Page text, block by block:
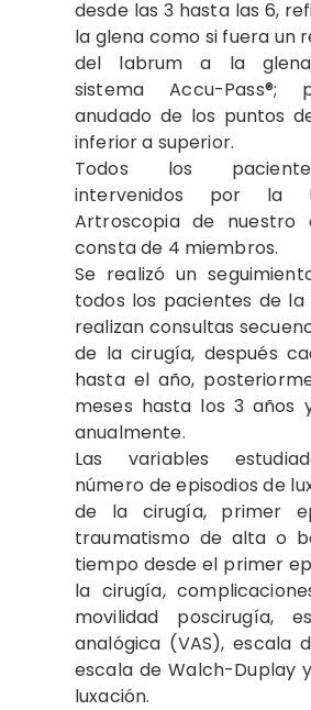
desde las 3 hasta las 6,
la glena como si fuera un
del labrum a la
sistema Accu-Pass®;
anudado de los puntos
inferior a superior.
Todos los
intervenidos por la
Artroscopia de nuestro
consta de 4 miembros.
Se realizó un
todos los pacientes de la
realizan consultas
de la cirugía, después
hasta el año,
meses hasta los 3 años
anualmente.
Las variables
número de episodios de
de la cirugía, primer
traumatismo de alta o
tiempo desde el primer
la cirugía,
movilidad poscirugía,
analógica (VAS), escala
escala de Walch-Duplay
luxación.